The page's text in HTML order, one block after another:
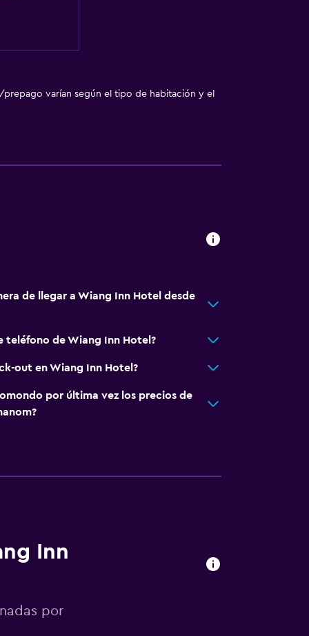
varían según el tipo de habitación y el
de llegar a Wiang Inn Hotel desde
teléfono de Wiang Inn Hotel?
out en Wiang Inn Hotel?
por última vez los precios de
Inn
por